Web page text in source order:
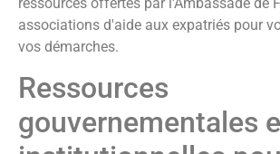
associations d'aide aux expatriés pour
vos démarches.
Ressources
gouvernementales